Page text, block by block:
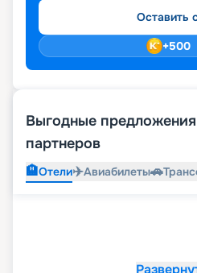
Оставить
+500
Выгодные
партнеров
🏨Отели✈️Авиабилеты🚗